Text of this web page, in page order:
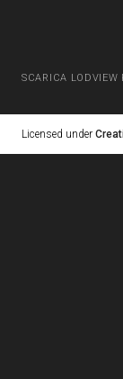
SCARICA LODVIEW
Licensed under